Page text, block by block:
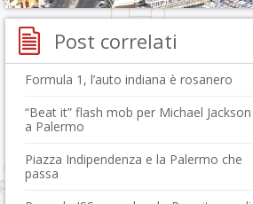
Post correlati
Formula 1, l’auto indiana è rosanero
“Beat it” flash mob per Michael Jackson
a Palermo
Piazza Indipendenza e la Palermo che
passa